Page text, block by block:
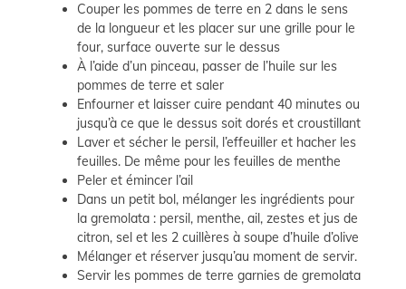
Couper les pommes de terre en 2 dans le sens
de la longueur et les placer sur une grille pour le
four, surface ouverte sur le dessus
À l’aide d’un pinceau, passer de l’huile sur les
pommes de terre et saler
Enfourner et laisser cuire pendant 40 minutes ou
jusqu’à ce que le dessus soit dorés et croustillant
Laver et sécher le persil, l’effeuiller et hacher les
feuilles. De même pour les feuilles de menthe
Peler et émincer l’ail
Dans un petit bol, mélanger les ingrédients pour
la gremolata : persil, menthe, ail, zestes et jus de
citron, sel et les 2 cuillères à soupe d’huile d’olive
Mélanger et réserver jusqu’au moment de servir.
Servir les pommes de terre garnies de gremolata